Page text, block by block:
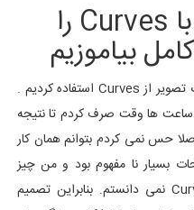
اصلاح رنگ تصویر با Curves را
بیاموزیم
در یکی از تمرینات قبل برای اصلاح رنگ تصویر از Curves استفاده کردیم .
ساعت ها وقت صرف کردم تا نتیجه
حس نمی کردم بتوانم همان کار
بسیار نا مفهوم بود و من چیز
زیادی از نحوه تنظیم رنگ ها در Curves نمی دانستم. بنابراین تصمیم